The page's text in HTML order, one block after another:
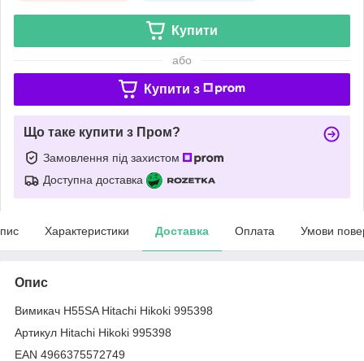
Купити
або
Купити з
Що таке купити з Пром?
Замовлення під захистом
Доступна доставка
Характеристики Доставка Оплата Умови
Опис
Вимикач H55SA Hitachi Hikoki 995398
Артикул Hitachi Hikoki 995398
EAN 4966375572749